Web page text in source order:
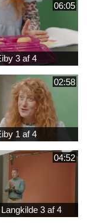
06:05
3 af 4
02:58
1 af 4
04:52
3 af 4